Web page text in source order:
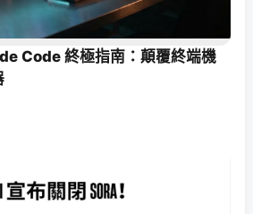
Code 終極指南：顛覆終端機